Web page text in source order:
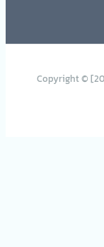
Copyright ©